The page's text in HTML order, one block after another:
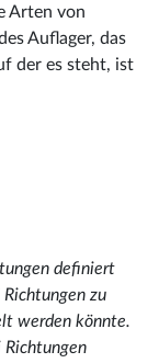
Arten von
Auflager, das
der es steht, ist
definiert
zu
werden könnte.
Richtungen